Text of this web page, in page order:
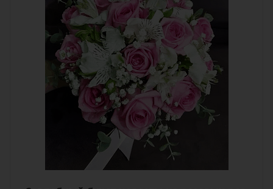
альстромерия, гипсофилы, роза,
эвкалипт, лента